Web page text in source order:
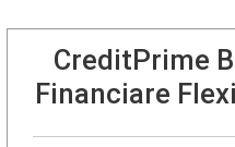
CreditPrime
Financiare